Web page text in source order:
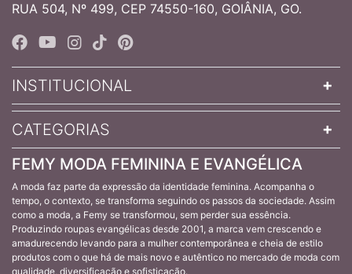
RUA 504, Nº 499, CEP 74550-160, GOIÂNIA, GO.
INSTITUCIONAL
CATEGORIAS
FEMY MODA FEMININA E EVANGÉLICA
A moda faz parte da expressão da identidade feminina. Acompanha o
tempo, o contexto, se transforma seguindo os passos da sociedade. Assim
como a moda, a Femy se transformou, sem perder sua essência.
Produzindo roupas evangélicas desde 2001, a marca vem crescendo e
amadurecendo levando para a mulher contemporânea e cheia de estilo
produtos com o que há de mais novo e autêntico no mercado de moda com
qualidade, diversificação e sofisticação.